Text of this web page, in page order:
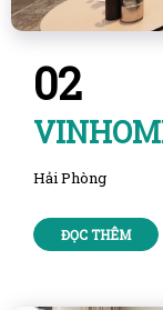
02
Hải Phòng
ĐỌC THÊM